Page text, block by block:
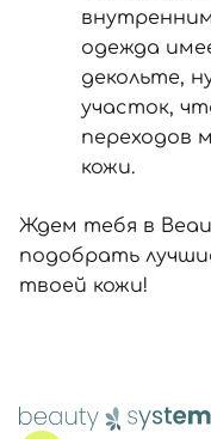
одежда
декольте,
участок,
переходов
кожи.
Ждем тебя в
подобрать
твоей кожи!